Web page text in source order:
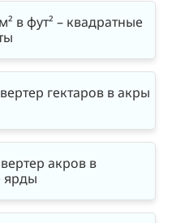
в фут² – квадратные
гектаров в акры
акров в
ярды